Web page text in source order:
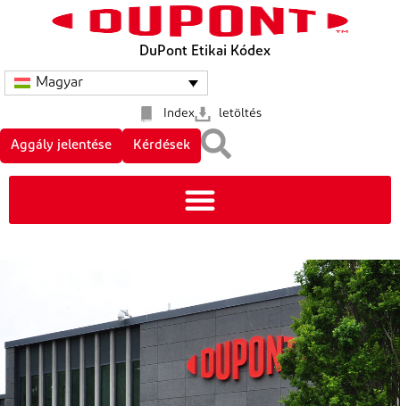
DuPont Etikai Kódex
Magyar
Index letöltés
Aggály jelentése Kérdések